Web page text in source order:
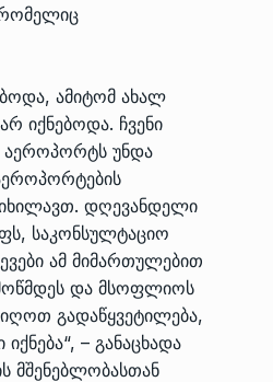
რომელიც
ამიტომ ახალ
იქნებოდა. ჩვენი
აეროპორტს უნდა
დღევანდელი
საკონსულტაციო
ამ მიმართულებით
და მსოფლიოს
გადაწყვეტილება,
– განაცხადა
მშენებლობასთან